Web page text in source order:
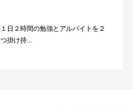
１日２時間の勉強とアルバイトを２
つ掛け持...